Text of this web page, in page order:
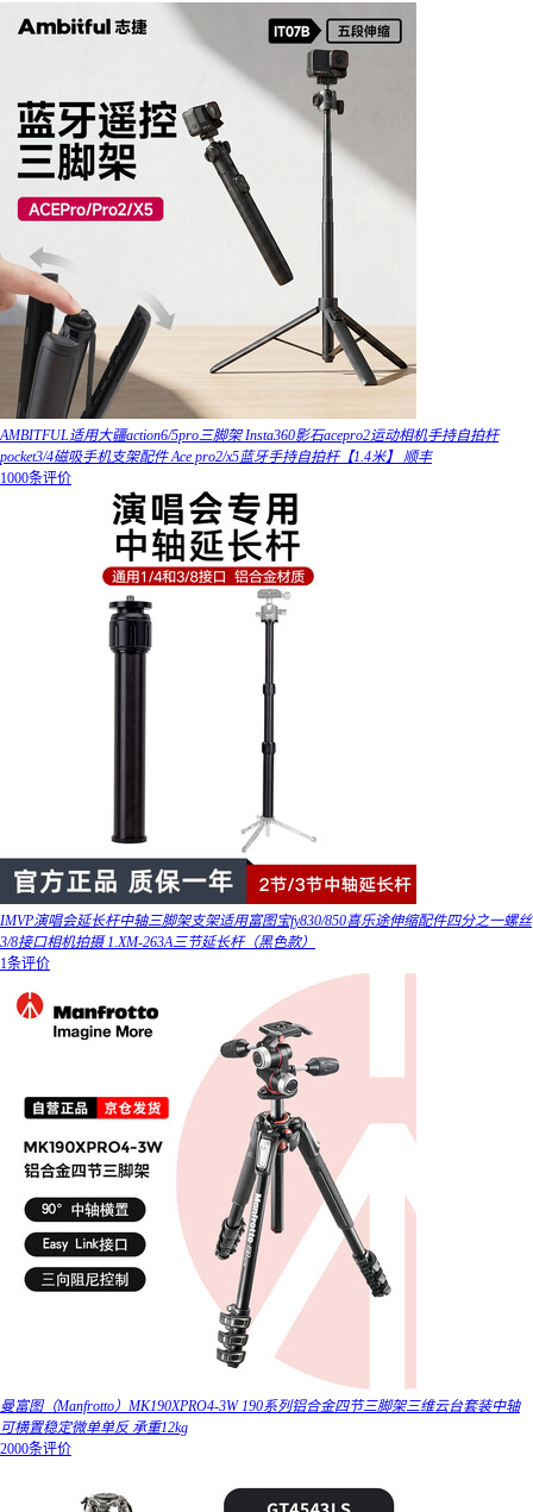
AMBITFUL适用大疆action6/5pro三脚架 Insta360影石acepro2运动相机手持自拍杆
pocket3/4磁吸手机支架配件 Ace pro2/x5蓝牙手持自拍杆【1.4米】 顺丰
1000条评价
IMVP演唱会延长杆中轴三脚架支架适用富图宝fy830/850喜乐途伸缩配件四分之一螺丝
3/8接口相机拍摄 1.XM-263A三节延长杆（黑色款）
1条评价
曼富图（Manfrotto）MK190XPRO4-3W 190系列铝合金四节三脚架三维云台套装中轴
可横置稳定微单单反 承重12kg
2000条评价